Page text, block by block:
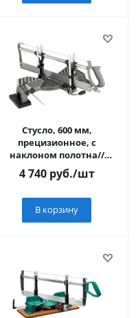
Стусло, 600 мм,
прецизионное, с
наклоном полотна//
MАТРИКС
4 740руб./шт
В корзину